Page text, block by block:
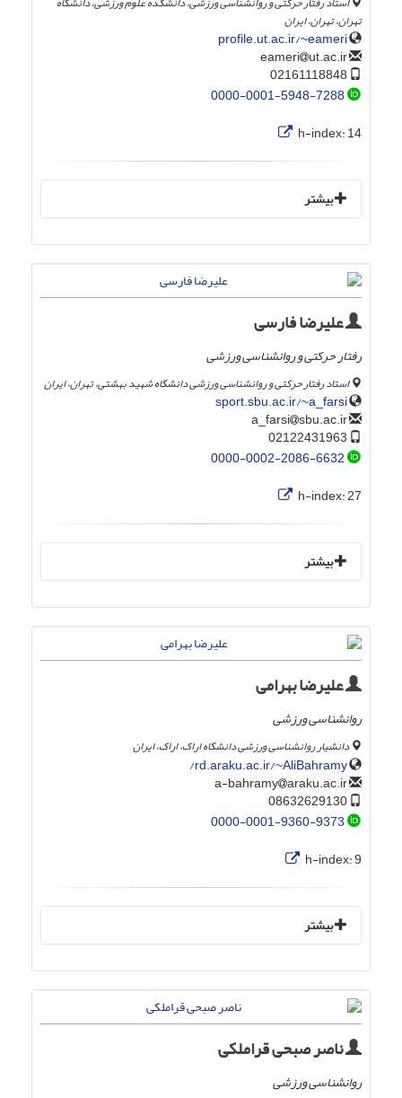
تهران، تهران، ایران
profile.ut.ac.ir/~eameri
ut.ac.ir
0000-0001-5948-7288
h-index:14
بیشتر
علیرضا فارسی
رفتار حرکتی و روانشناسی ورزشی
استاد رفتار حرکتی و روانشناسی ورزشی دانشگاه شهید بهشتی، تهران، ایران
sport.sbu.ac.ir/~a_farsi
sbu.ac.ir
0000-0002-2086-6632
h-index:27
بیشتر
علیرضا بهرامی
روانشناسی ورزشی
دانشیار روانشناسی ورزشی دانشگاه اراک، اراک، ایران
rd.araku.ac.ir/~AliBahramy/
araku.ac.ir
0000-0001-9360-9373
h-index:9
بیشتر
ناصر صبحی قراملکی
روانشناسی ورزشی